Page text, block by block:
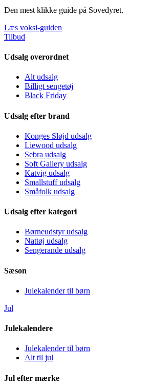
Den mest klikke guide på Sovedyret.
Læs voksi-guiden
Tilbud
Udsalg overordnet
Alt udsalg
Billigt sengetøj
Black Friday
Udsalg efter brand
Konges Sløjd udsalg
Liewood udsalg
Sebra udsalg
Soft Gallery udsalg
Katvig udsalg
Smallstuff udsalg
Småfolk udsalg
Udsalg efter kategori
Børneudstyr udsalg
Nattøj udsalg
Sengerande udsalg
Sæson
Julekalender til børn
Jul
Julekalendere
Julekalender til børn
Alt til jul
Jul efter mærke